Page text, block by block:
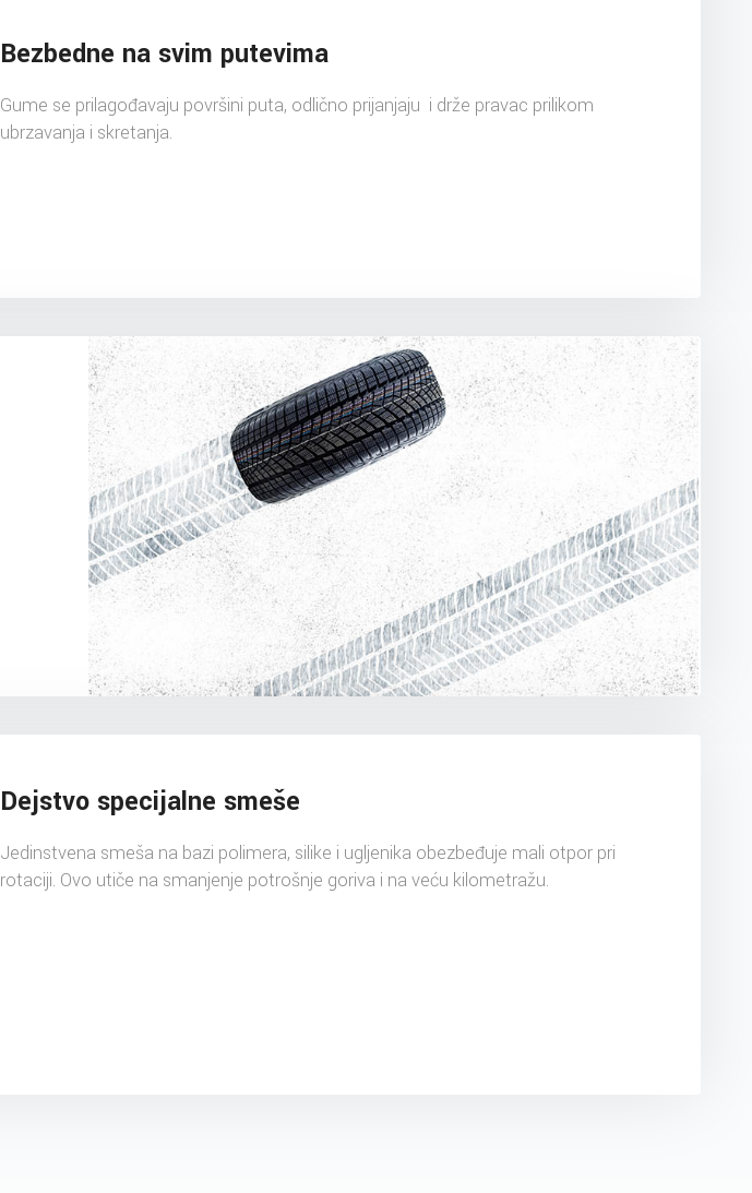
Bezbedne na svim putevima
Gume se prilagođavaju površini puta, odlično prijanjaju i drže pravac prilikom
ubrzavanja i skretanja.
Dejstvo specijalne smeše
Jedinstvena smeša na bazi polimera, silike i ugljenika obezbeđuje mali otpor pri
rotaciji. Ovo utiče na smanjenje potrošnje goriva i na veću kilometražu.